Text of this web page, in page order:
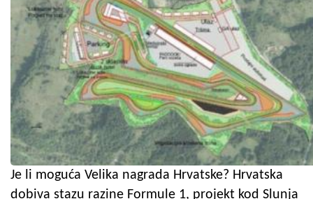
Je li moguća Velika nagrada Hrvatske? Hrvatska
dobiva stazu razine Formule 1, projekt kod Slunja